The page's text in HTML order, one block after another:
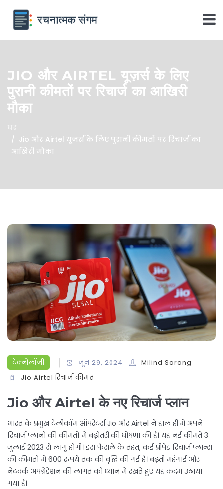
JIO और AIRTEL यूज़र्स के लिए
पुरानी कीमतों पर रिचार्ज का आखिरी
मौका
घर
Jio और Airtel यूज़र्स के लिए पुरानी कीमतों पर रिचार्ज का
आखिरी मौका
टेक्नोलॉजी जून 29, 2024
Milind Sarang
Jio Airtel रिचार्ज कीमत
Jio और Airtel के नए रिचार्ज प्लान
भारत के प्रमुख टेलीकॉम ऑपरेटर्स Jio और Airtel ने हाल ही में अपने
रिचार्ज प्लानो की कीमतों में बढ़ोतरी की घोषणा की है। यह नई कीमतें 3
जुलाई 2023 से लागू होंगी। इस फैसले के तहत, कई प्रीपेड रिचार्ज प्लान्स
की कीमतों में 600 रुपये तक की वृद्धि की गई है। बढ़ती महंगाई और
नेटवर्क अपग्रेडेशन की लागत को ध्यान में रखते हुए यह कदम उठाया
गया है।